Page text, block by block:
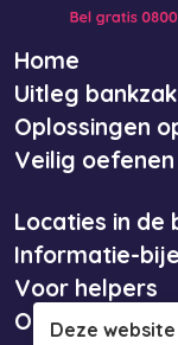
Home
Uitleg
Oplossingen
Veilig oefenen
Locaties in de
Informatie-
Voor helpers
Over ons
Deze